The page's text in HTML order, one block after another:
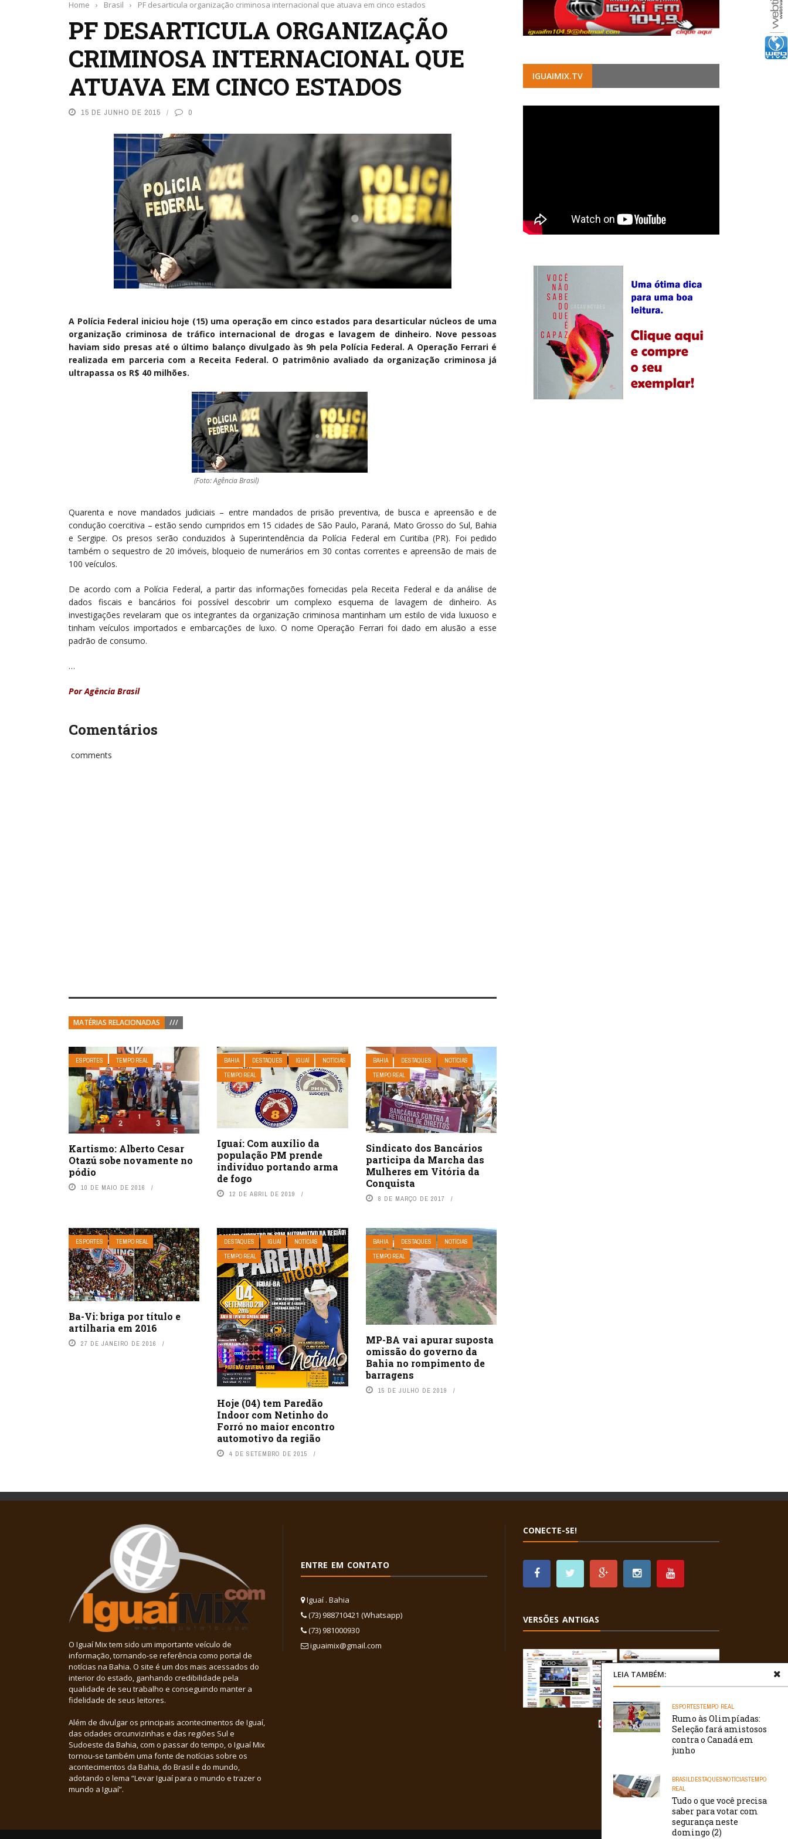
Home › Brasil › PF desarticula organização criminosa internacional que atuava em cinco estados
PF DESARTICULA ORGANIZAÇÃO
CRIMINOSA INTERNACIONAL QUE
ATUAVA EM CINCO ESTADOS
15 DE JUNHO DE 2015 0
A Polícia Federal iniciou hoje (15) uma operação em cinco estados para desarticular núcleos de uma
organização criminosa de tráfico internacional de drogas e lavagem de dinheiro. Nove pessoas
haviam sido presas até o último balanço divulgado às 9h pela Polícia Federal. A Operação Ferrari é
realizada em parceria com a Receita Federal. O patrimônio avaliado da organização criminosa já
ultrapassa os R$ 40 milhões.
(Foto: Agência Brasil)
Quarenta e nove mandados judiciais – entre mandados de prisão preventiva, de busca e apreensão e de
condução coercitiva – estão sendo cumpridos em 15 cidades de São Paulo, Paraná, Mato Grosso do Sul, Bahia
e Sergipe. Os presos serão conduzidos à Superintendência da Polícia Federal em Curitiba (PR). Foi pedido
também o sequestro de 20 imóveis, bloqueio de numerários em 30 contas correntes e apreensão de mais de
100 veículos.
De acordo com a Polícia Federal, a partir das informações fornecidas pela Receita Federal e da análise de
dados fiscais e bancários foi possível descobrir um complexo esquema de lavagem de dinheiro. As
investigações revelaram que os integrantes da organização criminosa mantinham um estilo de vida luxuoso e
tinham veículos importados e embarcações de luxo. O nome Operação Ferrari foi dado em alusão a esse
padrão de consumo.
…
Por Agência Brasil
Comentários
comments
MATÉRIAS RELACIONADAS ///
ESPORTES TEMPO REAL
Kartismo: Alberto Cesar
Otazú sobe novamente no
pódio
10 DE MAIO DE 2016
BAHIA DESTAQUES IGUAÍ
NOTÍCIAS
TEMPO REAL
Iguaí: Com auxílio da
população PM prende
indivíduo portando arma
de fogo
12 DE ABRIL DE 2019
BAHIA DESTAQUES
NOTÍCIAS
TEMPO REAL
Sindicato dos Bancários
participa da Marcha das
Mulheres em Vitória da
Conquista
8 DE MARÇO DE 2017
ESPORTES TEMPO REAL
Ba-Vi: briga por título e
artilharia em 2016
27 DE JANEIRO DE 2016
DESTAQUES IGUAÍ
NOTÍCIAS
TEMPO REAL
Hoje (04) tem Paredão
Indoor com Netinho do
Forró no maior encontro
automotivo da região
4 DE SETEMBRO DE 2015
BAHIA DESTAQUES
NOTÍCIAS
TEMPO REAL
MP-BA vai apurar suposta
omissão do governo da
Bahia no rompimento de
barragens
15 DE JULHO DE 2019
LEIA TAMBÉM:
ESPORTESTEMPO REAL
Rumo às Olimpíadas:
Seleção fará amistosos
contra o Canadá em
junho
BRASILDESTAQUESNOTÍCIASTEMPO
REAL
Tudo o que você precisa
saber para votar com
segurança neste
domingo (2)
IGUAIMIX.TV
O Iguaí Mix tem sido um importante veículo de
informação, tornando-se referência como portal de
notícias na Bahia. O site é um dos mais acessados do
interior do estado, ganhando credibilidade pela
qualidade de seu trabalho e conseguindo manter a
fidelidade de seus leitores.
Além de divulgar os principais acontecimentos de Iguaí,
das cidades circunvizinhas e das regiões Sul e
Sudoeste da Bahia, com o passar do tempo, o Iguaí Mix
tornou-se também uma fonte de notícias sobre os
acontecimentos da Bahia, do Brasil e do mundo,
adotando o lema “Levar Iguaí para o mundo e trazer o
mundo a Iguaí”.
ENTRE EM CONTATO
Iguaí . Bahia
(73) 988710421 (Whatsapp)
(73) 981000930
iguaimix@gmail.com
CONECTE-SE!
VERSÕES ANTIGAS